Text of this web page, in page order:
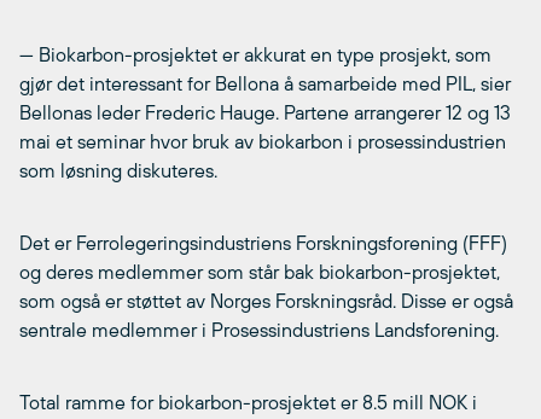
— Biokarbon-prosjektet er akkurat en type prosjekt, som
gjør det interessant for Bellona å samarbeide med PIL, sier
Bellonas leder Frederic Hauge. Partene arrangerer 12 og 13
mai et seminar hvor bruk av biokarbon i prosessindustrien
som løsning diskuteres.
Det er Ferrolegeringsindustriens Forskningsforening (FFF)
og deres medlemmer som står bak biokarbon-prosjektet,
som også er støttet av Norges Forskningsråd. Disse er også
sentrale medlemmer i Prosessindustriens Landsforening.
Total ramme for biokarbon-prosjektet er 8.5 mill NOK i